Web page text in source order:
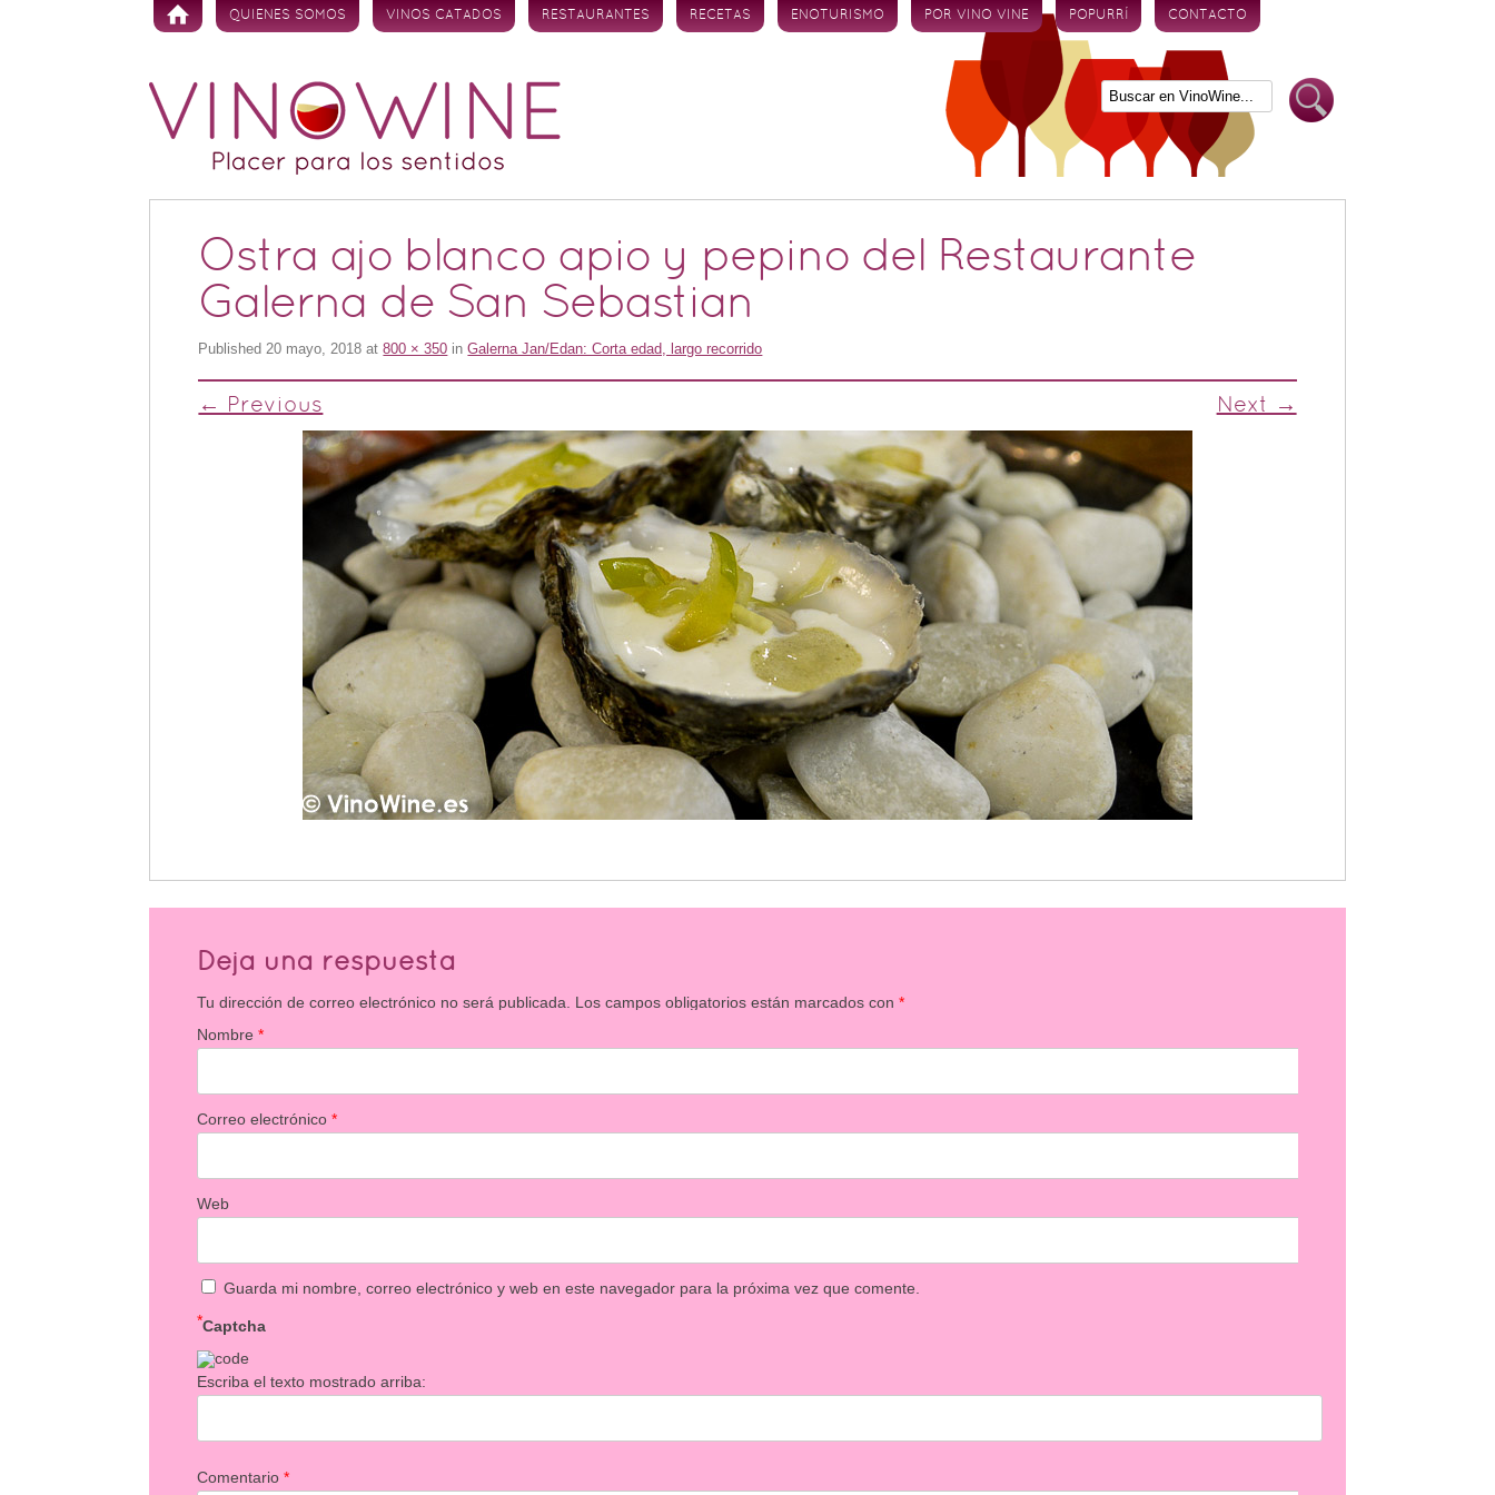
Skip to content
QUIENES SOMOS VINOS CATADOS RESTAURANTES RECETAS ENOTURISMO POR VINO VINE POPURRÍ CONTACTO
Ostra ajo blanco apio y pepino del Restaurante
Galerna de San Sebastian
Published20 mayo, 2018 at800 × 350 inGalerna Jan/Edan: Corta edad, largo recorrido
← Previous Next →
Deja una respuesta
Tu dirección de correo electrónico no será publicada. Los campos obligatorios están marcados con*
Nombre*
Correo electrónico*
Web
Guarda mi nombre, correo electrónico y web en este navegador para la próxima vez que comente.
Captcha
*
Escriba el texto mostrado arriba:
Comentario*